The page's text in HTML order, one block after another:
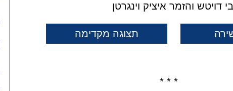
דויטש והזמר איציק וינגרטן
תצוגה מקדימה
* * *